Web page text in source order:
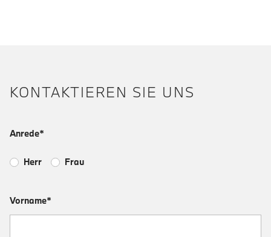
KONTAKTIEREN SIE UNS
Anrede*
Herr Frau
Vorname*